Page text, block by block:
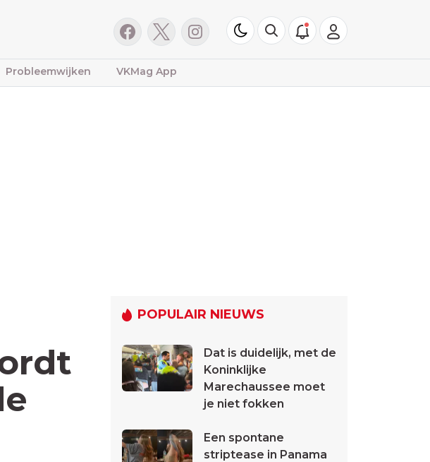
Probleemwijken VKMag App
POPULAIR NIEUWS
Dat is duidelijk, met de
Koninklijke
Marechaussee moet
je niet fokken
Een spontane
striptease in Panama